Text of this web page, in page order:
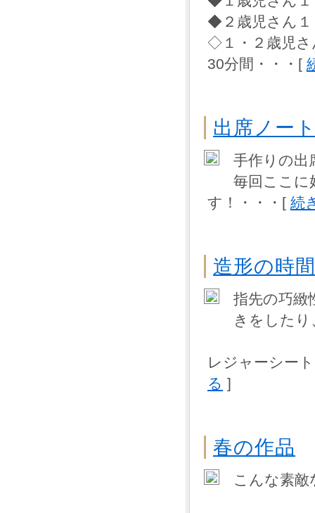
◆２歳児さん１
◇１・２歳児さ
30分間・・・[
出席ノー
手作りの出
毎回ここに
す！・・・[ 続
造形の時
指先の巧緻
きをした
レジャーシー
る ]
春の作品
こんな素